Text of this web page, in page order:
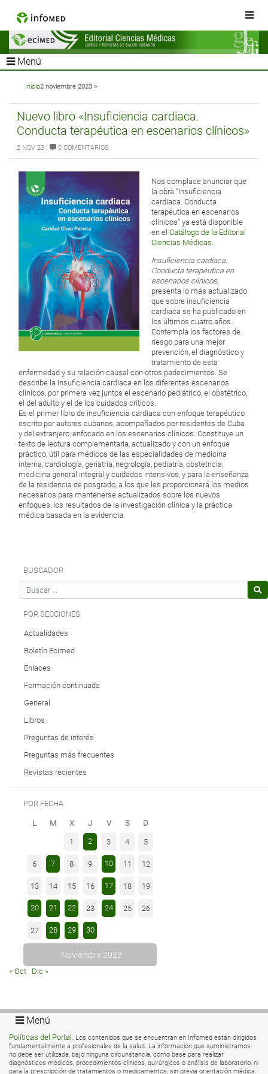
Menú
Inicio2 noviembre 2023 >
Nuevo libro «Insuficiencia cardiaca.
Conducta terapéutica en escenarios clínicos»
2 NOV 23 | 0 COMENTARIOS
Nos complace anunciar que
la obra “Insuficiencia
cardiaca. Conducta
terapéutica en escenarios
clínicos” ya está disponible
en elCatálogo de la Editorial
Ciencias Médicas
Insuficiencia cardiaca.
Conducta terapéutica en
escenarios clínicos,
presenta lo más actualizado
que sobre insuficiencia
cardiaca se ha publicado en
los últimos cuatro años.
Contempla los factores de
riesgo para una mejor
prevención, el diagnóstico y
tratamiento de esta
enfermedad y su relación causal con otros padecimientos. Se
describe la insuficiencia cardiaca en los diferentes escenarios
clínicos, por primera vez juntos el escenario pediátrico, el obstétrico,
el del adulto y el de los cuidados críticos.
Es el primer libro de insuficiencia cardiaca con enfoque terapéutico
escrito por autores cubanos, acompañados por residentes de Cuba
y del extranjero, enfocado en los escenarios clínicos. Constituye un
texto de lectura complementaria, actualizado y con un enfoque
práctico, útil para médicos de las especialidades de medicina
interna, cardiología, geriatría, negrología, pediatría, obstetricia,
medicina general integral y cuidados intensivos, y para la enseñanza
de la residencia de posgrado, a los que les proporcionará los medios
necesarios para mantenerse actualizados sobre los nuevos
enfoques, los resultados de la investigación clínica y la práctica
médica basada en la evidencia.
BUSCADOR
Search for
POR SECCIONES
Actualidades
Boletín Ecimed
Enlaces
Formación continuada
General
Libros
Preguntas de interés
Preguntas más frecuentes
Revistas recientes
POR FECHA
Noviembre 2023
L M X J V S D
1 2 3 4 5
6 7 8 9 10 11 12
13 14 15 16 17 18 19
20 21 22 23 24 25 26
27 28 29 30
« Oct Dic »
Menú
Políticas del Portal . Los contenidos que se encuentran en Infomed están dirigidos
fundamentalmente a profesionales de la salud. La información que suministramos
no debe ser utilizada, bajo ninguna circunstancia, como base para realizar
diagnósticos médicos, procedimientos clínicos, quirúrgicos o análisis de laboratorio, ni
para la prescripción de tratamientos o medicamentos, sin previa orientación médica.